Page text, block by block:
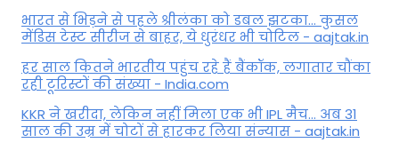
भारत से भिड़ने से पहले श्रीलंका को डबल झटका... कुसल
मेंडिस टेस्ट सीरीज से बाहर, ये धुरंधर भी चोटिल - aajtak.in
हर साल कितने भारतीय पहुंच रहे हैं बैंकॉक, लगातार चौंका
रही टूरिस्टों की संख्या - India.com
KKR ने खरीदा, लेकिन नहीं मिला एक भी IPL मैच... अब 31
साल की उम्र में चोटों से हारकर लिया संन्यास - aajtak.in